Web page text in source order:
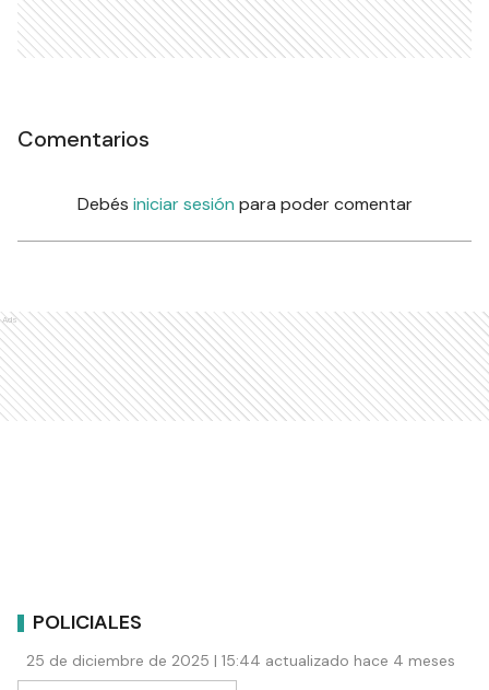
Comentarios
Debés iniciar sesión para poder comentar
Ads
POLICIALES
25 de diciembre de 2025 | 15:44 actualizado hace 4 meses